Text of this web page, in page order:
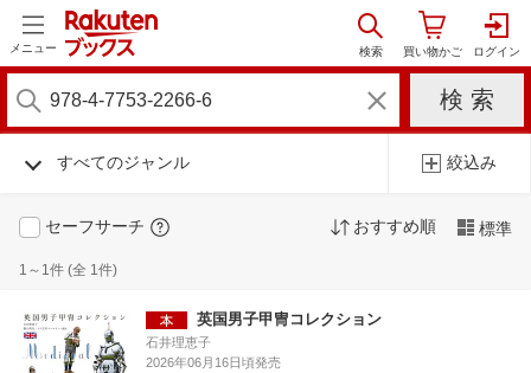
メニュー
すべてのジャンル 絞込み
セーフサーチ おすすめ順 標準
1～1件 (全 1件)
英国男子甲冑コレクション
石井理恵子
2026年06月16日頃発売